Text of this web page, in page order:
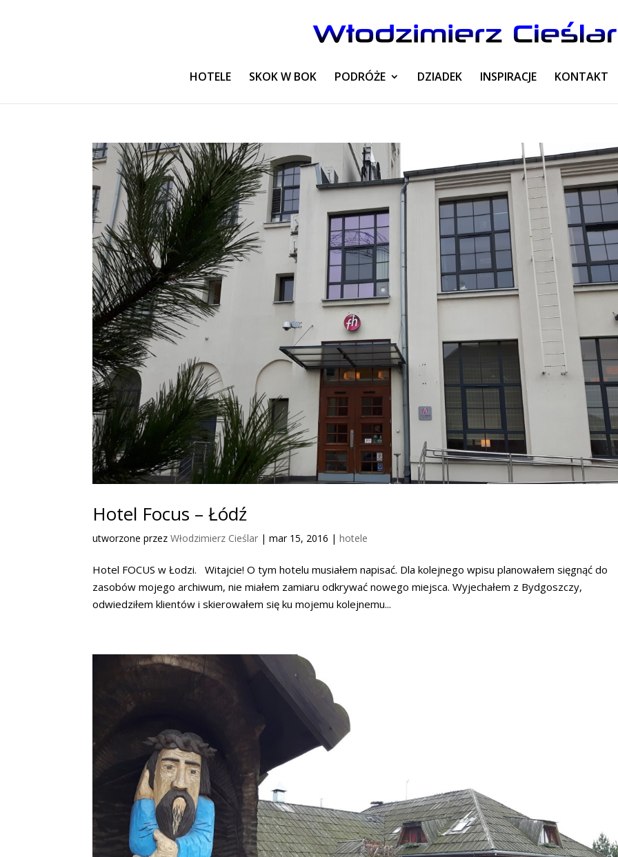
HOTELE SKOK W BOK PODRÓŻE DZIADEK INSPIRACJE KONTAKT
Hotel Focus – Łódź
utworzone przezWłodzimierz Cieślar |mar 15, 2016 |hotele
Hotel FOCUS w Łodzi. Witajcie! O tym hotelu musiałem napisać. Dla kolejnego wpisu planowałem sięgnąć do
zasobów mojego archiwum, nie miałem zamiaru odkrywać nowego miejsca. Wyjechałem z Bydgoszczy,
odwiedziłem klientów i skierowałem się ku mojemu kolejnemu...